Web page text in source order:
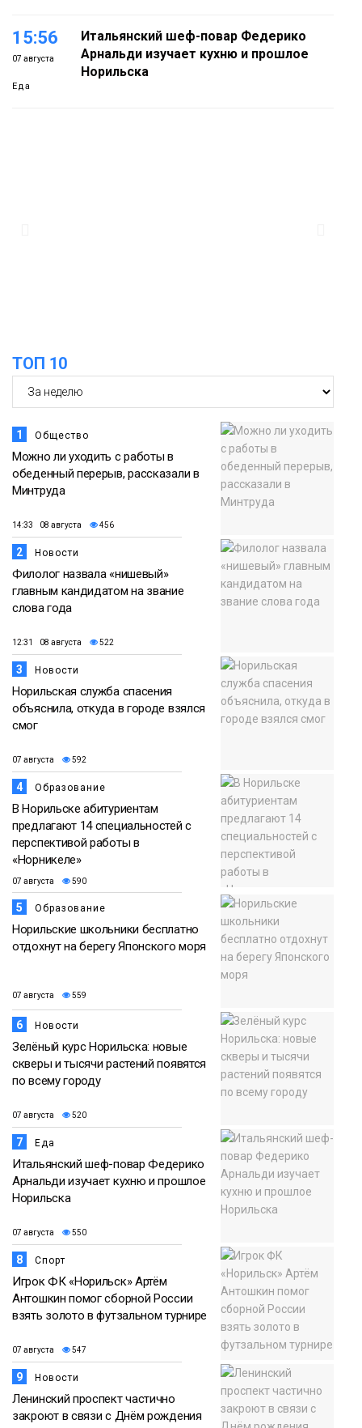
15:56
07 августа
Еда
Итальянский шеф-повар Федерико
Арнальди изучает кухню и прошлое
Норильска
Новости
ТОП 10
1 Общество
Можно ли уходить с работы в
обеденный перерыв, рассказали в
Минтруда
14:33 08 августа 456
2 Новости
Филолог назвала «нишевый»
главным кандидатом на звание
слова года
12:31 08 августа 522
3 Новости
Норильская служба спасения
объяснила, откуда в городе взялся
смог
07 августа 592
4 Образование
В Норильске абитуриентам
предлагают 14 специальностей с
перспективой работы в
«Норникеле»
07 августа 590
5 Образование
Норильские школьники бесплатно
отдохнут на берегу Японского моря
07 августа 559
6 Новости
Зелёный курс Норильска: новые
скверы и тысячи растений появятся
по всему городу
07 августа 520
7 Еда
Итальянский шеф-повар Федерико
Арнальди изучает кухню и прошлое
Норильска
07 августа 550
8 Спорт
Игрок ФК «Норильск» Артём
Антошкин помог сборной России
взять золото в футзальном турнире
07 августа 547
9 Новости
Ленинский проспект частично
закроют в связи с Днём рождения